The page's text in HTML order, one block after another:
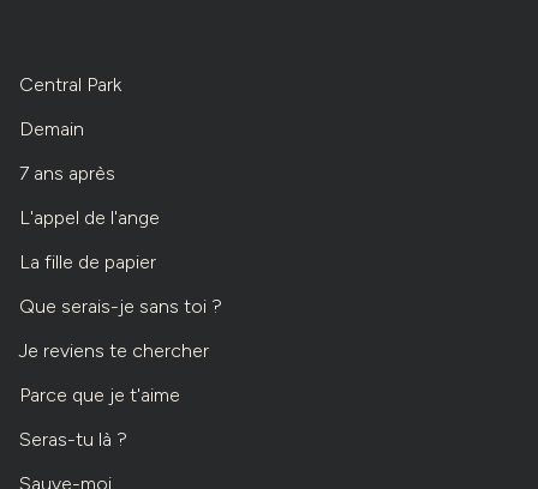
Central Park
Demain
7 ans après
L'appel de l'ange
La fille de papier
Que serais-je sans toi ?
Je reviens te chercher
Parce que je t'aime
Seras-tu là ?
Sauve-moi